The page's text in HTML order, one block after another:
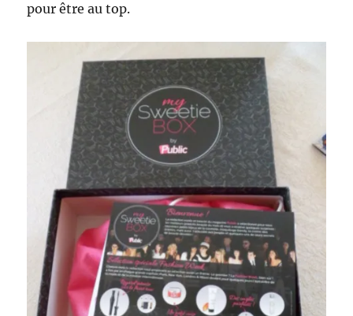
pour être au top.